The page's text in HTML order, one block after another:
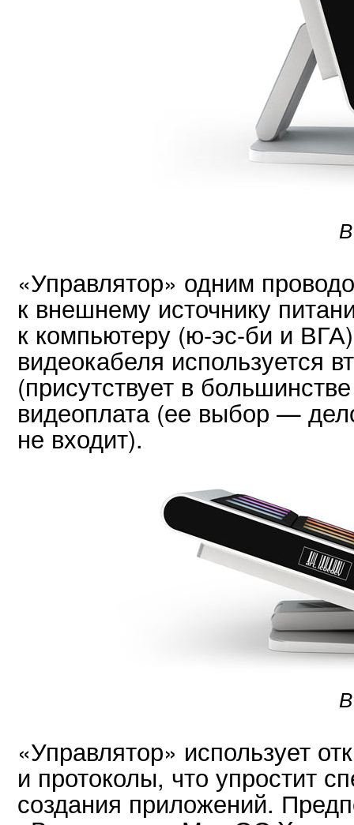
«Управлятор» одним
к внешнему источнику
к компьютеру (ю-эс-би и
видеокабеля используется
(присутствует в
видеоплата (ее выбор —
не входит).
«Управлятор» использует
и протоколы, что упростит
создания приложений.